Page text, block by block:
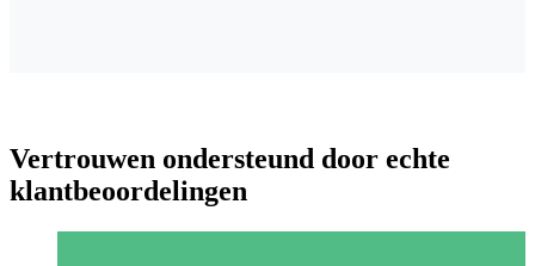
Vertrouwen ondersteund door echte
klantbeoordelingen